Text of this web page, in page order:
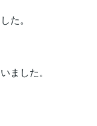
た。
ました。